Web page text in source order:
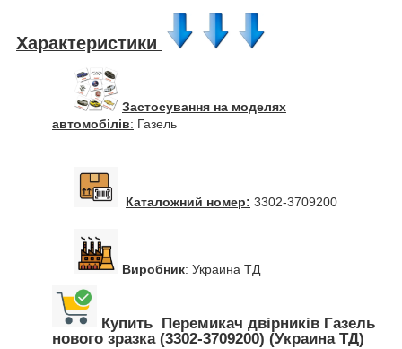
Характеристики
Застосування на моделях
автомобілів: Газель
Каталожний номер: 3302-3709200
Виробник: Украина ТД
Купить Перемикач двірників Газель
нового зразка (3302-3709200) (Украина ТД)